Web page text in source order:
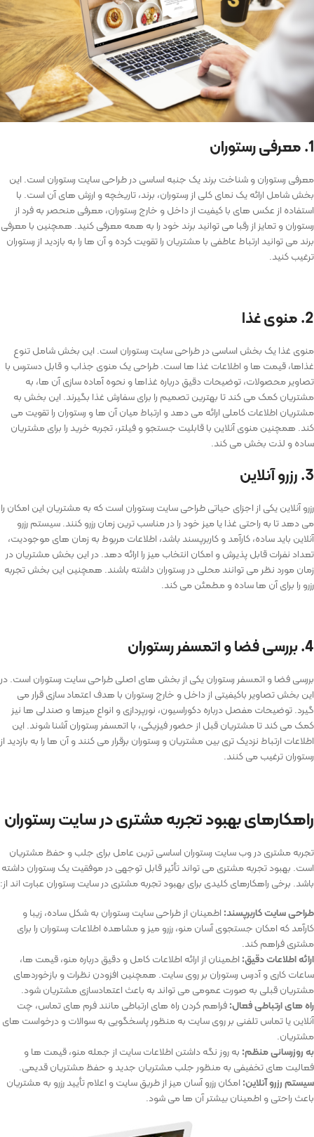
1. معرفی رستوران
معرفی رستوران و شناخت برند یک جنبه اساسی در طراحی ‌سایت رستوران است. این
بخش شامل ارائه یک نمای کلی از رستوران، برند، تاریخچه و ارزش ‌های آن است. با
استفاده از عکس ‌های با کیفیت از داخل و خارج رستوران، معرفی منحصر به فرد از
رستوران و تمایز از رقبا می توانید برند خود را به همه معرفی کنید. همچنین با معرفی
برند می توانید ارتباط عاطفی با مشتریان را تقویت کرده و آن ‌ها را به بازدید از رستوران
ترغیب کنید.
2. منوی غذا
منوی غذا یک بخش اساسی در طراحی سایت رستوران است. این بخش شامل تنوع
غذاها، قیمت ‌ها و اطلاعات غذا ها است. طراحی یک منوی جذاب و قابل دسترس با
تصاویر محصولات، توضیحات دقیق درباره غذاها و نحوه آماده ‌سازی آن‌ ها، به
مشتریان کمک می ‌کند تا بهترین تصمیم را برای سفارش غذا بگیرند. این بخش به
مشتریان اطلاعات کاملی ارائه می ‌دهد و ارتباط میان آن ‌ها و رستوران را تقویت می
‌کند. همچنین منوی آنلاین با قابلیت جستجو و فیلتر، تجربه خرید را برای مشتریان
ساده و لذت ‌بخش می‌ کند.
3. رزرو آنلاین
رزرو آنلاین یکی از اجزای حیاتی طراحی ‌سایت رستوران است که به مشتریان این امکان را
می ‌دهد تا به راحتی غذا یا میز خود را در مناسب ترین زمان رزرو کنند. سیستم رزرو
آنلاین باید ساده، کارآمد و کاربرپسند باشد، اطلاعات مربوط به زمان ‌های موجودیت،
تعداد نفرات قابل پذیرش و امکان انتخاب میز را ارائه دهد. در این بخش مشتریان در
زمان مورد نظر می ‌توانند محلی در رستوران داشته باشند. همچنین این بخش تجربه
رزرو را برای آن‌ ها ساده و مطمئن می ‌کند.
4. بررسی فضا و اتمسفر رستوران
بررسی فضا و اتمسفر رستوران یکی از بخش های اصلی طراحی سایت رستوران است. در
این بخش تصاویر باکیفیتی از داخل و خارج رستوران با هدف اعتماد سازی قرار می
گیرد. توضیحات مفصل درباره دکوراسیون، نورپردازی و انواع میزها و صندلی ‌ها نیز
کمک می‌ کند تا مشتریان قبل از حضور فیزیکی، با اتمسفر رستوران آشنا شوند. این
اطلاعات ارتباط نزدیک ‌تری بین مشتریان و رستوران برقرار می‌ کنند و آن‌ ها را به بازدید از
رستوران ترغیب می ‌کنند.
راهکارهای بهبود تجربه مشتری در سایت رستوران
تجربه مشتری در وب سایت رستوران اساسی ‌ترین عامل برای جلب و حفظ مشتریان
است. بهبود تجربه مشتری می ‌تواند تأثیر قابل توجهی در موفقیت یک رستوران داشته
باشد. برخی راهکارهای کلیدی برای بهبود تجربه مشتری در سایت رستوران عبارت اند از:
طراحی سایت کاربرپسند: اطمینان از طراحی سایت رستوران به شکل ساده، زیبا و
کارآمد که امکان جستجوی آسان منو، رزرو میز و مشاهده اطلاعات رستوران را برای
مشتری فراهم کند.
ارائه اطلاعات دقیق: اطمینان از ارائه اطلاعات کامل و دقیق درباره منو، قیمت‌ ها،
ساعات کاری و آدرس رستوران بر روی سایت. همچنین افزودن نظرات و بازخوردهای
مشتریان قبلی به صورت عمومی می ‌تواند به باعث اعتمادسازی مشتریان شود.
راه‌ های ارتباطی فعال:فراهم کردن راه‌ های ارتباطی مانند فرم ‌های تماس، چت
آنلاین یا تماس تلفنی بر روی سایت به منظور پاسخگویی به سوالات و درخواست ‌های
مشتریان.
به ‌روزرسانی منظم: به ‌روز نگه داشتن اطلاعات سایت از جمله منو، قیمت ‌ها و
فعالیت ‌های تخفیفی به منظور جلب مشتریان جدید و حفظ مشتریان قدیمی.
سیستم رزرو آنلاین: امکان رزرو آسان میز از طریق سایت و اعلام تأیید رزرو به مشتریان
باعث راحتی و اطمینان بیشتر آن ‌ها می‌ شود.